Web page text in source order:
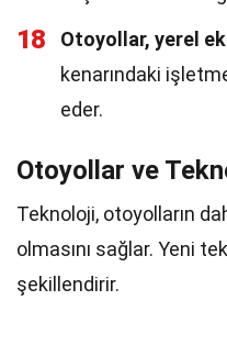
18 Otoyollar, yerel
kenarındaki
eder.
Otoyollar ve
Teknoloji, otoyolların
olmasını sağlar. Yeni
şekillendirir.